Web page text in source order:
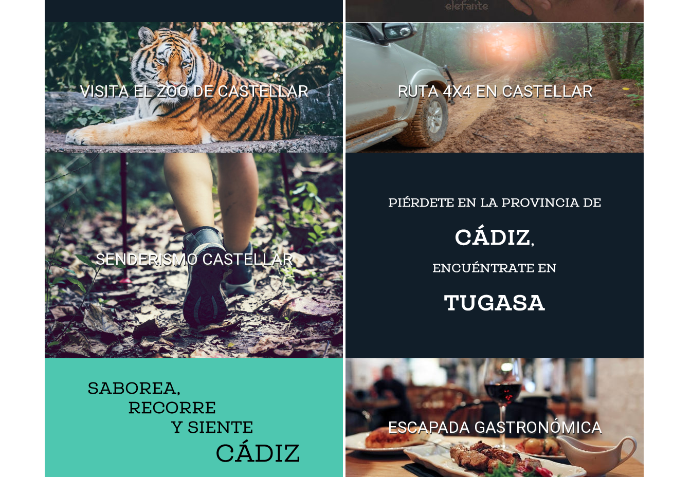
VISITA EL ZOO DE CASTELLAR RUTA 4X4 EN CASTELLAR
SENDERISMO CASTELLAR
ESCAPADA GASTRONÓMICA